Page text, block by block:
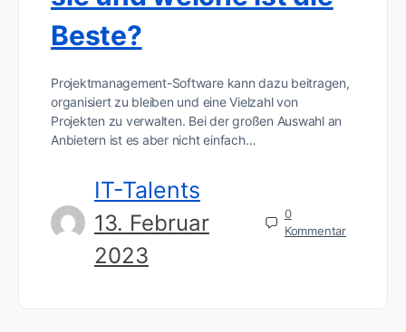
Beste?
Projektmanagement-Software kann dazu beitragen,
organisiert zu bleiben und eine Vielzahl von
Projekten zu verwalten. Bei der großen Auswahl an
Anbietern ist es aber nicht einfach…
IT-Talents
13. Februar
2023
0
Kommentar